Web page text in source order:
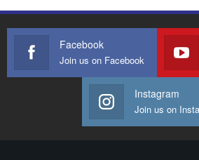
Facebook
Join us on Facebook
Instagram
Join us on